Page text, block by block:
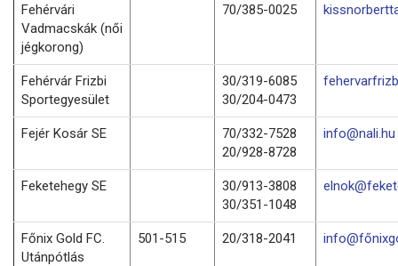
Fehérvári
Vadmacskák (női
jégkorong)
70/385-0025
Fehérvár Frizbi
Sportegyesület
30/319-6085
30/204-0473
Fejér Kosár SE
70/332-7528
20/928-8728
info@nali.hu
Feketehegy SE
30/913-3808
30/351-1048
Főnix Gold FC.
Utánpótlás
501-515 20/318-2041